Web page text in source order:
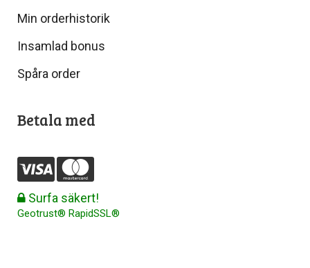
Min orderhistorik
Insamlad bonus
Spåra order
Betala med
Surfa säkert!
Geotrust® RapidSSL®